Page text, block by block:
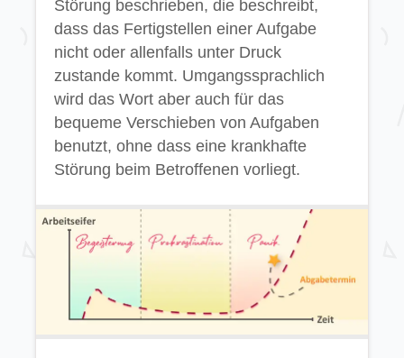
Störung beschrieben, die beschreibt,
dass das Fertigstellen einer Aufgabe
nicht oder allenfalls unter Druck
zustande kommt. Umgangssprachlich
wird das Wort aber auch für das
bequeme Verschieben von Aufgaben
benutzt, ohne dass eine krankhafte
Störung beim Betroffenen vorliegt.